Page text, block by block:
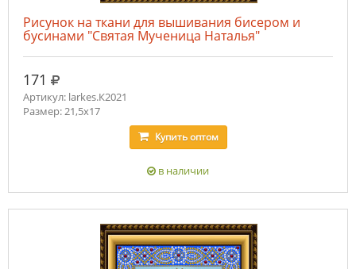
Рисунок на ткани для вышивания бисером и
бусинами "Святая Мученица Наталья"
171 руб.
Артикул: larkes.К2021
Размер: 21,5х17
Купитьоптом
в наличии